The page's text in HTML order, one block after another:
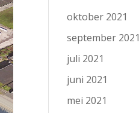
oktober 2021
september 2021
juli 2021
juni 2021
mei 2021